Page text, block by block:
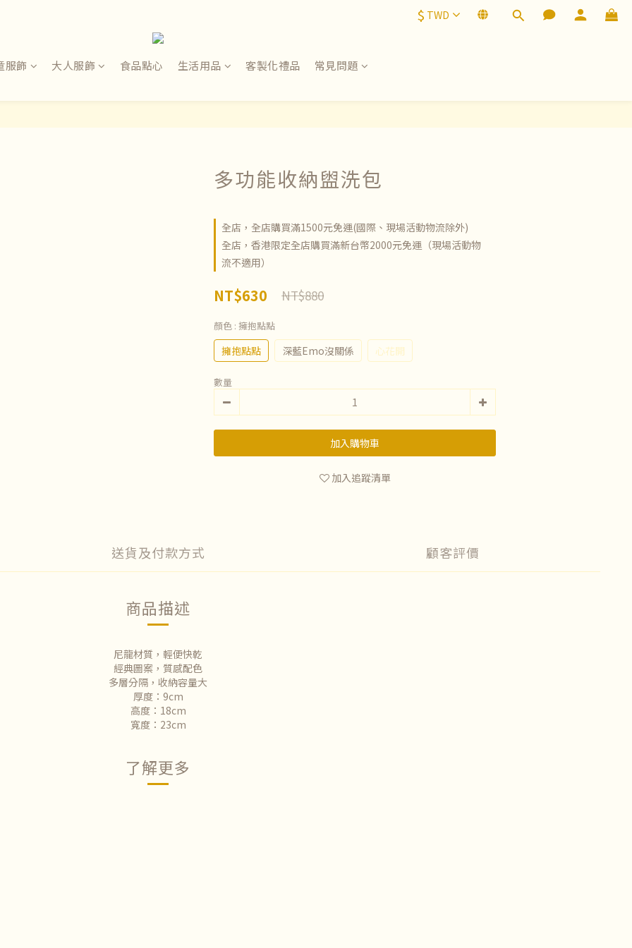
$ TWD
服飾 大人服飾 食品點心 生活用品 客製化禮品 常見問題
多功能收納盥洗包
全店，全店購買滿1500元免運(國際、現場活動物流除外)
全店，香港限定全店購買滿新台幣2000元免運（現場活動物
流不適用）
NT$630 NT$880
顏色 : 擁抱點點
擁抱點點 深藍Emo沒關係 心花開
數量
加入購物車
加入追蹤清單
送貨及付款方式 顧客評價
商品描述
尼龍材質，輕便快乾
經典圖案，質感配色
多層分隔，收納容量大
厚度：9cm
高度：18cm
寬度：23cm
了解更多